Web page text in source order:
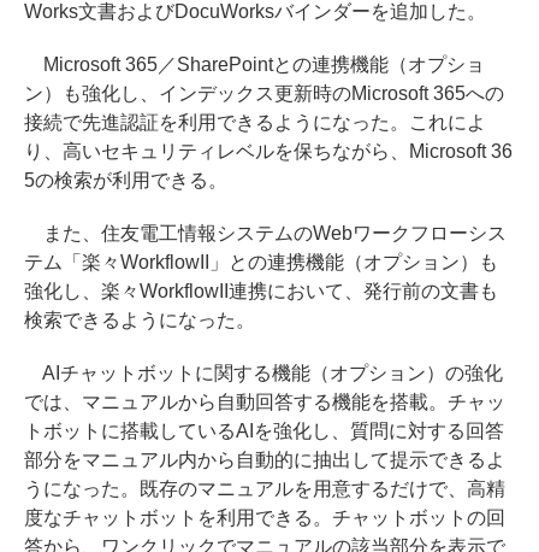
Works文書およびDocuWorksバインダーを追加した。
Microsoft 365／SharePointとの連携機能（オプショ
ン）も強化し、インデックス更新時のMicrosoft 365への
接続で先進認証を利用できるようになった。これによ
り、高いセキュリティレベルを保ちながら、Microsoft 36
5の検索が利用できる。
また、住友電工情報システムのWebワークフローシス
テム「楽々WorkflowII」との連携機能（オプション）も
強化し、楽々WorkflowII連携において、発行前の文書も
検索できるようになった。
AIチャットボットに関する機能（オプション）の強化
では、マニュアルから自動回答する機能を搭載。チャッ
トボットに搭載しているAIを強化し、質問に対する回答
部分をマニュアル内から自動的に抽出して提示できるよ
うになった。既存のマニュアルを用意するだけで、高精
度なチャットボットを利用できる。チャットボットの回
答から、ワンクリックでマニュアルの該当部分を表示で